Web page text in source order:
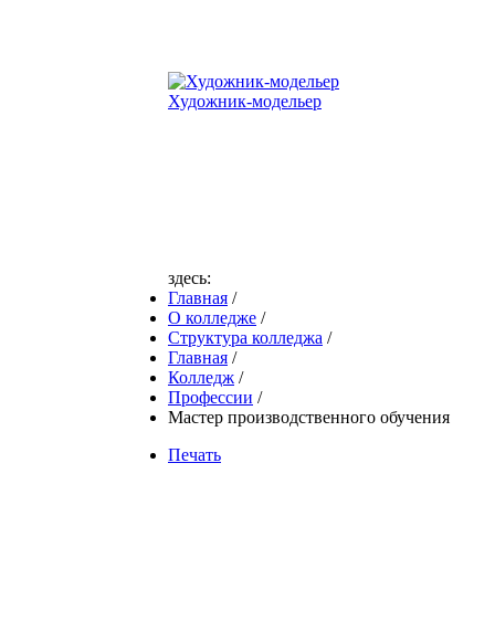
Художник-модельер
здесь:
Главная /
О колледже /
Структура колледжа /
Главная /
Колледж /
Профессии /
Мастер производственного обучения
Печать